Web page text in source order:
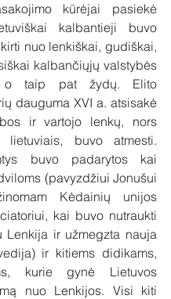
kūrėjai pasiekė
kalbantieji buvo
nuo lenkiškai, gudiškai,
kalbančiųjų valstybės
o taip pat žydų. Elito
dauguma XVI a. atsisakė
ir vartojo lenkų, nors
lietuviais, buvo atmesti.
buvo padarytos kai
(pavyzdžiui Jonušui
Kėdainių unijos
kai buvo nutraukti
Lenkija ir užmegzta nauja
ir kitiems didikams,
kurie gynė Lietuvos
nuo Lenkijos. Visi kiti